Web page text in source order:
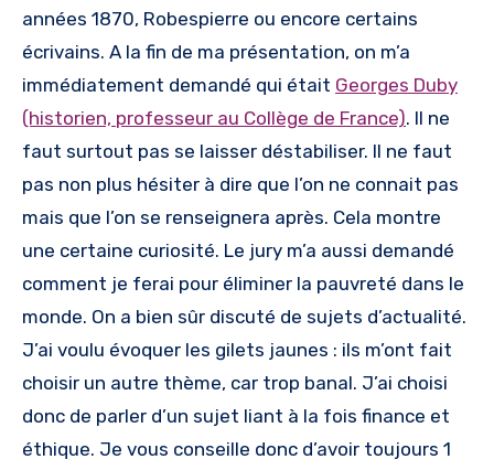
années 1870, Robespierre ou encore certains
écrivains. A la fin de ma présentation, on m’a
immédiatement demandé qui était Georges Duby
(historien, professeur au Collège de France). Il ne
faut surtout pas se laisser déstabiliser. Il ne faut
pas non plus hésiter à dire que l’on ne connait pas
mais que l’on se renseignera après. Cela montre
une certaine curiosité. Le jury m’a aussi demandé
comment je ferai pour éliminer la pauvreté dans le
monde. On a bien sûr discuté de sujets d’actualité.
J’ai voulu évoquer les gilets jaunes : ils m’ont fait
choisir un autre thème, car trop banal. J’ai choisi
donc de parler d’un sujet liant à la fois finance et
éthique. Je vous conseille donc d’avoir toujours 1